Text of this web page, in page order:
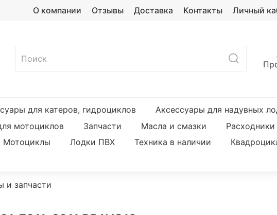
О компании Отзывы Доставка Контакты Личный
для катеров, гидроциклов Аксессуары для надувных
мотоциклов Запчасти Масла и смазки Расходники
Мотоциклы Лодки ПВХ Техника в наличии
и запчасти